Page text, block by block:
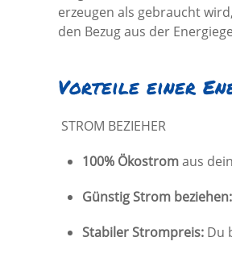
erzeugen als gebraucht
den Bezug aus der
Vorteile einer
STROM BEZIEHER
100% Ökostromaus
Günstig Strom beziehen:
Stabiler Strompreis: Du